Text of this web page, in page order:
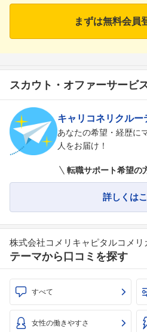
まずは無料会員
スカウト・オファーサービ
キャリコネリクルー
あなたの希望・経歴に
人をお届け！
転職サポート希望の
詳しくは
株式会社コメリキャピタルコメリ
テーマから口コミを探す
すべて
女性の働きやすさ